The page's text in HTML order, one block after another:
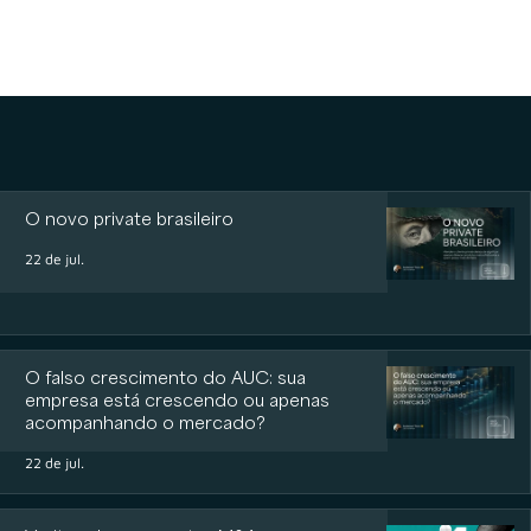
O novo private brasileiro
22 de jul.
O falso crescimento do AUC: sua
empresa está crescendo ou apenas
acompanhando o mercado?
22 de jul.